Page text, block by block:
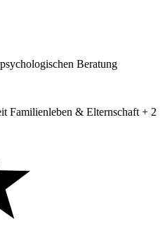
Beratung
Familienleben & Elternschaft + 2